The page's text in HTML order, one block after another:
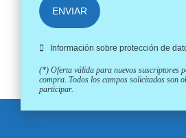
ENVIAR
Información sobre protección de
(*) Oferta válida para nuevos suscriptores
compra. Todos los campos solicitados son
participar.